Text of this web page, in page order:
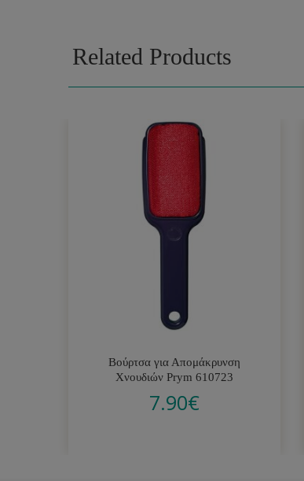
Related Products
Βούρτσα για Απομάκρυνση
Χνουδιών Prym 610723
7.90€